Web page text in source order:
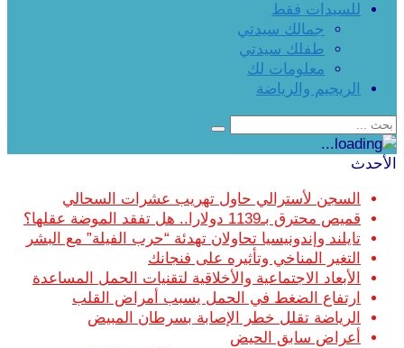
للسيدات فقط
جمالك سيدتي
طفلك سيدتي
معلومات لك
الريجيم والرياضة
الأحدث
السجن لأسترالي حاول تهريب عشرات السحالي
قميص محترق بـ1139 دولارا.. هل تفقد الموضة عقلها؟
تايلند وإندونيسيا تحاولان تهدئة “حرب الفيلة” مع البشر
التغير المناخي وتأثيره على فنجانك
الأبعاد الاجتماعية والأخلاقية لتقنيات الحمل المساعدة
ارتفاع الضغط في الحمل يسبب أمراض القلب
الرياضة تقلل خطر الإصابة بسرطان المبيض
أعراض سابق الحيض